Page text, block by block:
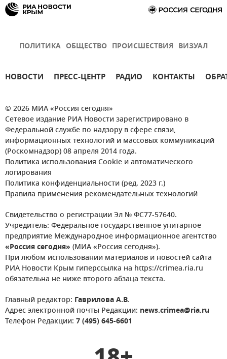
ПОЛИТИКА ОБЩЕСТВО ПРОИСШЕСТВИЯ ВИЗУАЛ
НОВОСТИ ПРЕСС-ЦЕНТР РАДИО КОНТАКТЫ
© 2026 МИА «Россия сегодня»
Сетевое издание РИА Новости зарегистрировано в
Федеральной службе по надзору в сфере связи,
информационных технологий и массовых коммуникаций
(Роскомнадзор) 08 апреля 2014 года.
Политика использования Cookie и автоматического
логирования
Политика конфиденциальности (ред. 2023 г.)
Правила применения рекомендательных технологий
Свидетельство о регистрации Эл № ФС77-57640.
Учредитель: Федеральное государственное унитарное
предприятие Международное информационное агентство
«Россия сегодня» (МИА «Россия сегодня»).
При любом использовании материалов и новостей сайта
РИА Новости Крым гиперссылка на https://crimea.ria.ru
обязательна не ниже второго абзаца текста.
Главный редактор: Гаврилова А.В.
Адрес электронной почты Редакции: news.crimea@ria.ru
Телефон Редакции: 7 (495) 645-6601